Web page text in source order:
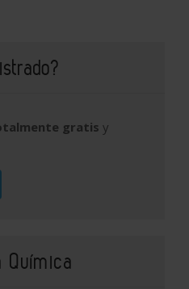
gratis y
Química